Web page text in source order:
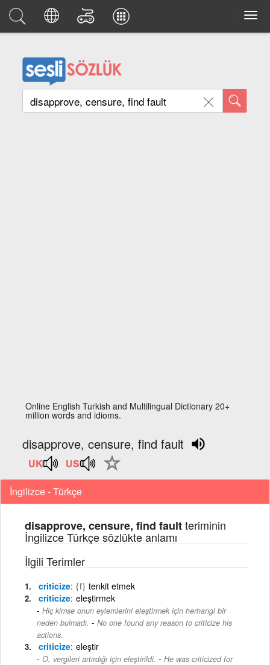
Online English Turkish and Multilingual Dictionary 20+
million words and idioms.
disapprove, censure, find fault
İngilizce - Türkçe
disapprove, censure, find faultteriminin
İngilizce Türkçe sözlükte anlamı
İlgili Terimler
criticize {f} tenkit etmek
criticize eleştirmek
Hiç kimse onun eylemlerini eleştirmek için herhangi bir
neden bulmadı. - No one found any reason to criticize his
actions.
criticize eleştir
O, vergileri artırdığı için eleştirildi. - He was criticized for